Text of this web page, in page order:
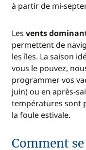
à partir de mi-
Les vents
permettent de
les îles. La saison
vous le pouvez,
programmer vos
juin) ou en après-
températures sont
la foule estivale.
Comment